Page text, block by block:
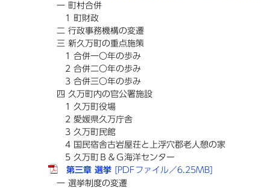
一 町村合併
1 町財政
二 行政事務機構の変遷
三 新久万町の重点施策
1 合併一〇年の歩み
2 合併二〇年の歩み
3 合併三〇年の歩み
四 久万町内の官公署施設
1 久万町役場
2 愛媛県久万庁舎
3 久万町民館
4 国民宿舎古岩屋荘と上浮穴郡老人憩の家
5 久万町Ｂ＆Ｇ海洋センター
第三章 選挙 [PDFファイル／6.25MB]
一 選挙制度の変遷